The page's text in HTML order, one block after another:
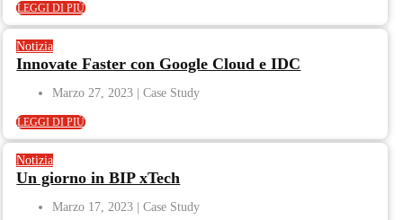
LEGGI DI PIÙ
Notizia
Innovate Faster con Google Cloud e IDC
Marzo 27, 2023
LEGGI DI PIÙ
Notizia
Un giorno in BIP xTech
Marzo 17, 2023